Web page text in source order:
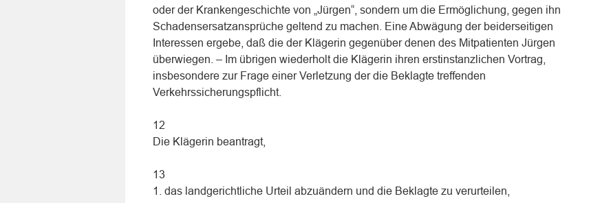
oder der Krankengeschichte von „Jürgen“, sondern um die Ermöglichung, gegen ihn
Schadensersatzansprüche geltend zu machen. Eine Abwägung der beiderseitigen
Interessen ergebe, daß die der Klägerin gegenüber denen des Mitpatienten Jürgen
überwiegen. – Im übrigen wiederholt die Klägerin ihren erstinstanzlichen Vortrag,
insbesondere zur Frage einer Verletzung der die Beklagte treffenden
Verkehrssicherungspflicht.
12
Die Klägerin beantragt,
13
1. das landgerichtliche Urteil abzuändern und die Beklagte zu verurteilen,